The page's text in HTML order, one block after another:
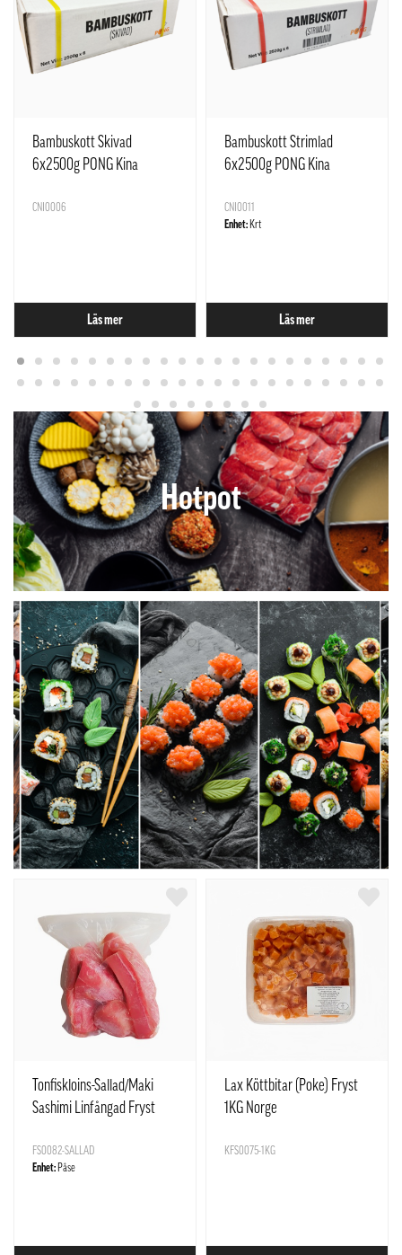
Bambuskott Skivad
6x2500g PONG Kina
CNI0006
Läs mer
Bambuskott Strimlad
6x2500g PONG Kina
CNI0011
Enhet: Krt
Läs mer
Hotpot
Tonfiskloins-Sallad/Maki
Sashimi Linfångad Fryst
FS0082-SALLAD
Enhet: Påse
Lax Köttbitar (Poke) Fryst
1KG Norge
KFS0075-1KG